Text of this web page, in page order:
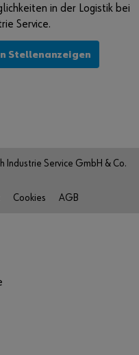
in der Logistik bei
Service.
Stellenanzeigen
Service GmbH & Co.
Cookies AGB